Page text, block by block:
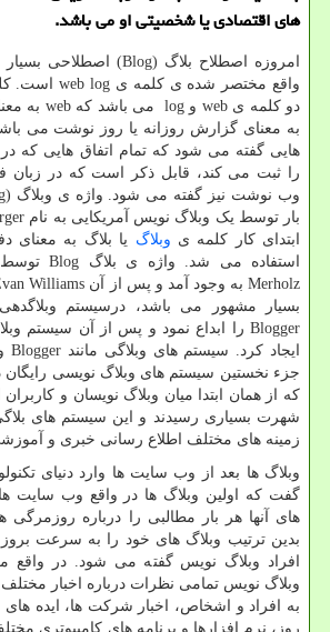
های اقتصادی یا شخصیتی او می باشد.
امروزه اصطلاح بلاگ (Blog) اصطلاحی بسیار
واقع مختصر شده‌ ی کلمه ی web logاست.
دو کلمه یweb وlog می باشد کهweb به
به معنای گزارش روزانه یا روز نوشت می
هایی گفته می شود که تمام اتفاق هایی که در
را ثبت می کند، قابل ذکر است که در زبان
وب نوشت نیز گفته می شود. واژه ی وبلاگ (
بار توسط یک وبلاگ نویس آمریکایی به نام
ابتدای کار کلمه ی وبلاگ یا بلاگ به معنای
استفاده می شد. واژه ی بلاگ Blogتوسط
Merholzبه وجود آمد و پس از آن Williams
بسیار مشهور می باشد، درسیستم
Bloggerرا ابداع نمود و پس از آن سیستم
ایجاد کرد. سیستم های وبلاگی مانند Blogger
جزء نخستین سیستم های وبلاگ نویسی رایگان
که از همان ابتدا میان وبلاگ نویسان و
شهرت بسیاری رسیدند و این سیستم های بلاگی
زمینه های مختلف اطلاع رسانی خبری و
وبلاگ ها بعد از وب سایت ها وارد دنیای
گفت که اولین وبلاگ ها در واقع وب سایت
های آنها هر بار مطالبی را درباره روزمرگی
بدین ترتیب وبلاگ های خود را به سرعت
افراد وبلاگ نویس گفته می شود. در
وبلاگ نویس تمامی نظرات درباره اخبار
به افراد و اشخاص، اخبار شرکت ها، ایده
روز، نرم افزارها و برنامه های کامپیوتری